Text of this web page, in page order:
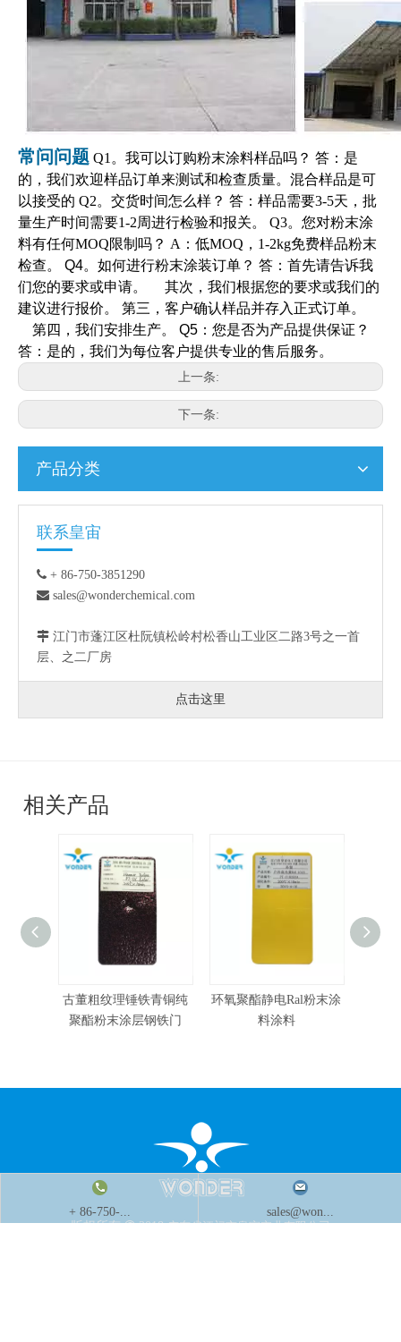
常问问题 Q1。我可以订购粉末涂料样品吗？ 答：是
的，我们欢迎样品订单来测试和检查质量。混合样品是可
以接受的 Q2。交货时间怎么样？ 答：样品需要3-5天，批
量生产时间需要1-2周进行检验和报关。 Q3。您对粉末涂
料有任何MOQ限制吗？ A：低MOQ，1-2kg免费样品粉末
检查。
Q4。如何进行粉末涂装订单？ 答：首先请告诉我
们您的要求或申请。 其次，我们根据您的要求或我们的
建议进行报价。 第三，客户确认样品并存入正式订单。
第四，我们安排生产。
Q5：您是否为产品提供保证？
答：是的，我们为每位客户提供专业的售后服务。
上一条:
下一条:
产品分类
联系皇宙
 + 86-750-3851290
 sales@wonderchemical.com
 江门市蓬江区杜阮镇松岭村松香山工业区二路3号之一首
层、之二厂房
点击这里
相关产品
古董粗纹理锤铁青铜纯
聚酯粉末涂层钢铁门
环氧聚酯静电Ral粉末涂
料涂料
版权所有2018广东省江门市皇宙实业有限公司
+ 86-750-... sales@won...